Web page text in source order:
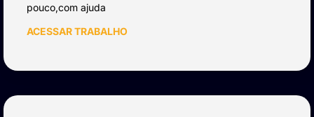
pouco,com ajuda
ACESSAR TRABALHO